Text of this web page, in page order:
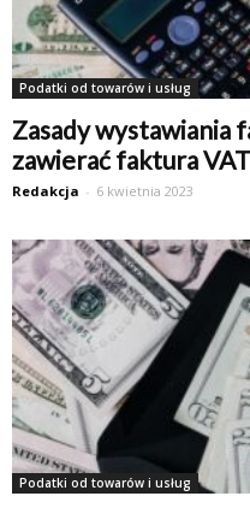
Podatki od towarów i usług
Zasady wystawiania
zawierać faktura
Redakcja - 6 kwietnia 2023
Podatki od towarów i usług